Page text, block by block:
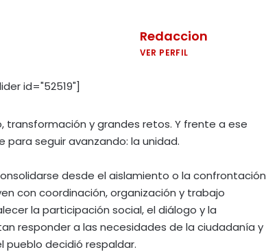
Redaccion
VER PERFIL
id="52519"]
y grandes retos. Y frente a ese
para seguir avanzando: la unidad.
desde el aislamiento o la confrontación
con coordinación, organización y trabajo
la participación social, el diálogo y la
responder a las necesidades de la ciudadanía y
decidió respaldar.